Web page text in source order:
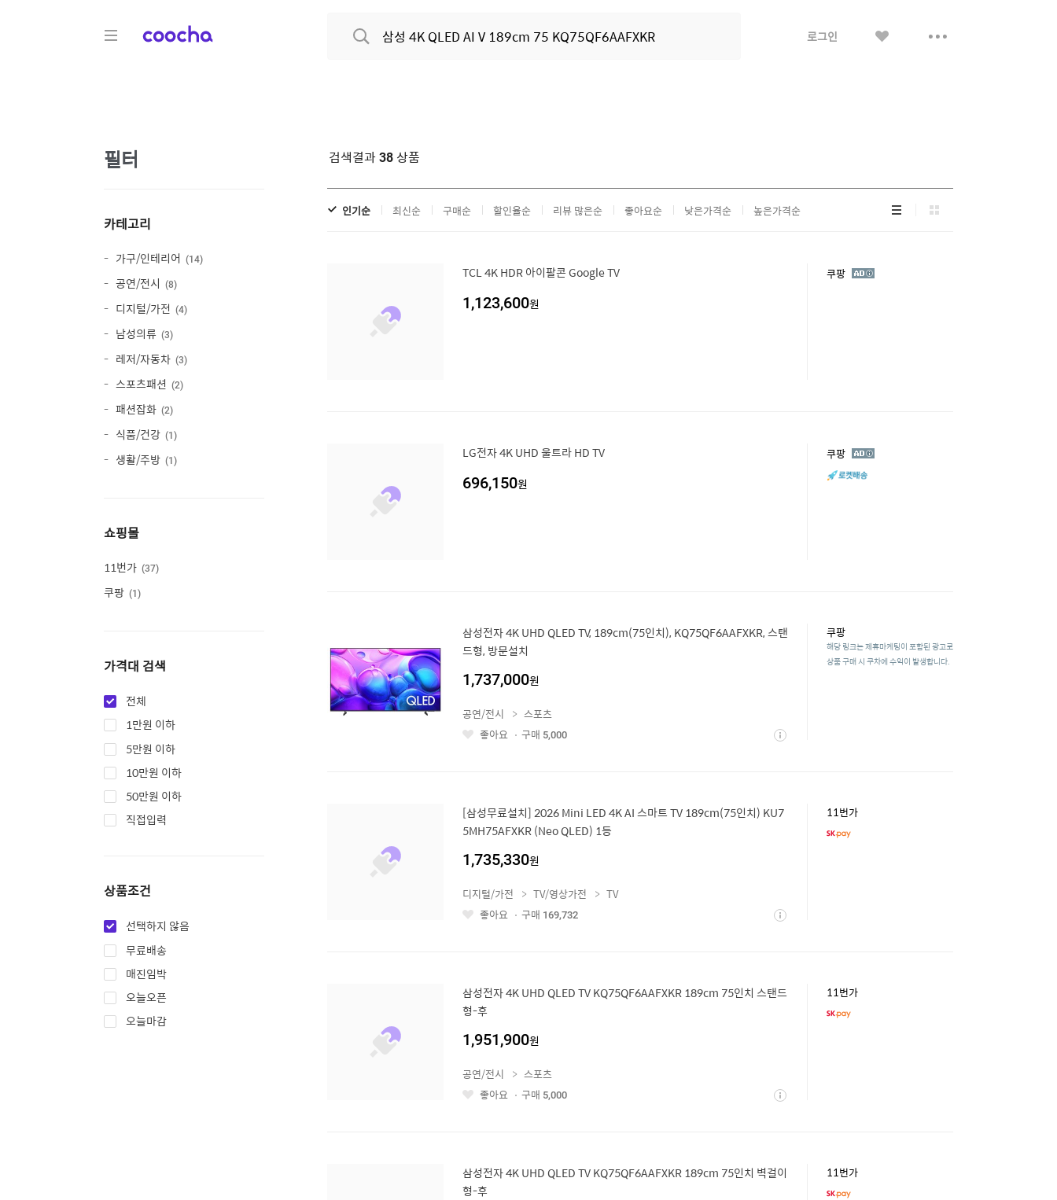
COOCHA 로그인 보
필터
카테고리
가구/인테리어 14
공연/전시 8
디지털/가전 4
남성의류 3
레저/자동차 3
스포츠패션 2
패션잡화 2
식품/건강 1
생활/주방 1
쇼핑몰
11번가 37
쿠팡 1
가격대 검색
전체
1만원 이하
5만원 이하
10만원 이하
50만원 이하
직접입력
상품조건
선택하지 않음
무료배송
매진임박
오늘오픈
오늘마감
검색결과 38 상품
인기순 최신순 구매순 할인율순 리뷰 많은순 좋아요순 낮은가격순 높은가격순 리
스
그
리
TCL 4K HDR 아이팔콘 Google TV
1,123,600원
쿠팡 광
LG전자 4K UHD 울트라 HD TV
696,150원
쿠팡 광
고
삼성전자 4K UHD QLED TV, 189cm(75인치), KQ75QF6AAFXKR, 스탠
드형, 방문설치
1,737,000원
쿠팡
해당 링크는 제휴마케팅이 포함된 광고로
상품 구매 시 쿠차에 수익이 발생합니다.
좋 상
공연/전시
스포츠
좋아요
구매 5,000
[삼성무료설치] 2026 Mini LED 4K AI 스마트 TV 189cm(75인치) KU7
5MH75AFXKR (Neo QLED) 1등
1,735,330원
11번가
좋 상
디지털/가전 TV/영상가전
TV
좋아요
구매 169,732
삼성전자 4K UHD QLED TV KQ75QF6AAFXKR 189cm 75인치 스탠드
형-후
1,951,900원
11번가
좋 상
공연/전시
스포츠
좋아요
구매 5,000
삼성전자 4K UHD QLED TV KQ75QF6AAFXKR 189cm 75인치 벽걸이
형-후
11번가